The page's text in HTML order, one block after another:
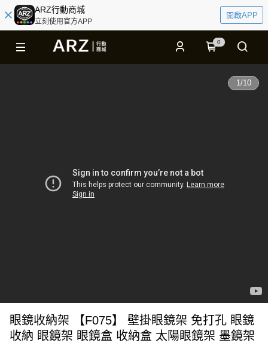
ARZ行動商城
立刻使用官方APP
開啟APP
0
1/10
眼鏡收納架 【F075】 壁掛眼鏡架 免打孔 眼鏡
收納 眼鏡架 眼鏡盒 收納盒 太陽眼鏡架 墨鏡架